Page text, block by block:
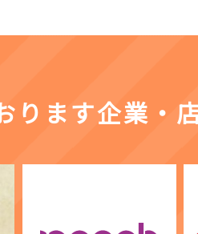
ります企業・